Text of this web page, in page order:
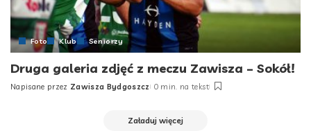
Foto Klub Seniorzy
Druga galeria zdjęć z meczu Zawisza – Sokół!
Posted
Napisane przez Zawisza Bydgoszcz 0 min. na tekst
Załaduj więcej